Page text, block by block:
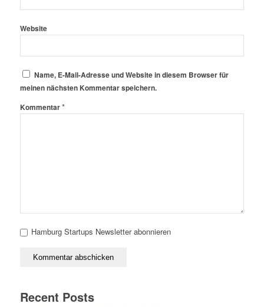
Website
Name, E-Mail-Adresse und Website in diesem Browser für
meinen nächsten Kommentar speichern.
Kommentar*
Hamburg Startups Newsletter abonnieren
Recent Posts